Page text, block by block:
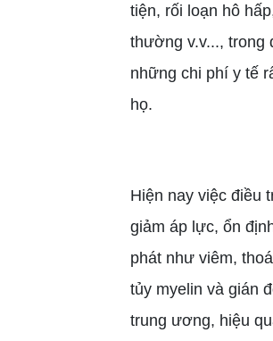
tiện, rối loạn hô
thường v.v..., trong
những chi phí y tế
họ.
Hiện nay việc điều
giảm áp lực, ổn
phát như viêm,
tủy myelin và gián
trung ương, hiệu